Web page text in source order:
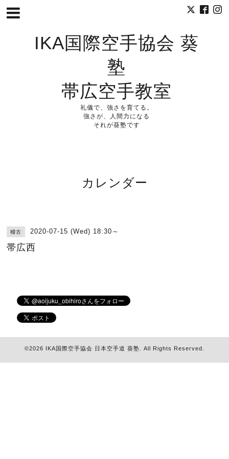
IKA国際空手協会 葵
塾
帯広空手教室
礼儀で、強さを育てる。
強さが、人間力になる
それが葵塾です
カレンダー
稽古 2020-07-15 (Wed) 18:30～
帯広西
©2026 IKA国際空手協会 日本空手道 葵塾 . All Rights Reserved.